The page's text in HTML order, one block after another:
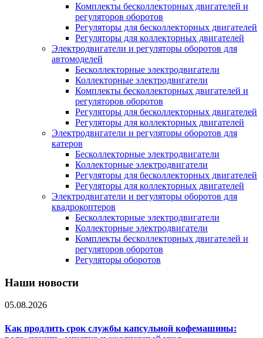
Комплекты бесколлекторных двигателей и
регуляторов оборотов
Регуляторы для бесколлекторных двигателей
Регуляторы для коллекторных двигателей
Электродвигатели и регуляторы оборотов для
автомоделей
Бесколлекторные электродвигатели
Коллекторные электродвигатели
Комплекты бесколлекторных двигателей и
регуляторов оборотов
Регуляторы для бесколлекторных двигателей
Регуляторы для коллекторных двигателей
Электродвигатели и регуляторы оборотов для
катеров
Бесколлекторные электродвигатели
Коллекторные электродвигатели
Регуляторы для бесколлекторных двигателей
Регуляторы для коллекторных двигателей
Электродвигатели и регуляторы оборотов для
квадрокоптеров
Бесколлекторные электродвигатели
Коллекторные электродвигатели
Комплекты бесколлекторных двигателей и
регуляторов оборотов
Регуляторы оборотов
Наши новости
05.08.2026
Как продлить срок службы капсульной кофемашины: